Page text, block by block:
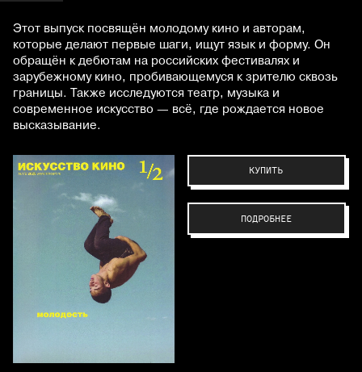
Этот выпуск посвящён молодому кино и авторам,
которые делают первые шаги, ищут язык и форму. Он
обращён к дебютам на российских фестивалях и
зарубежному кино, пробивающемуся к зрителю сквозь
границы. Также исследуются театр, музыка и
современное искусство — всё, где рождается новое
высказывание.
КУПИТЬ
ПОДРОБНЕЕ